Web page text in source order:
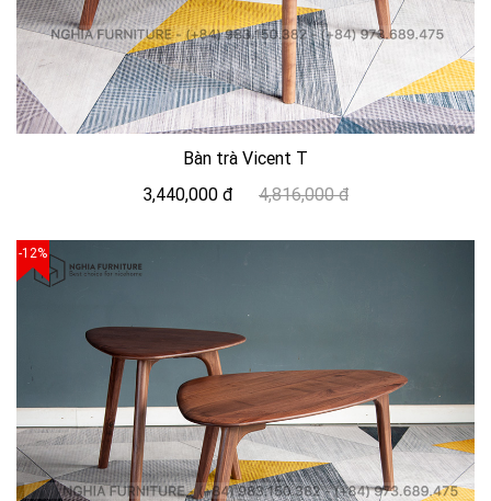
Bàn trà Vicent T
3,440,000 đ
4,816,000 đ
-12%